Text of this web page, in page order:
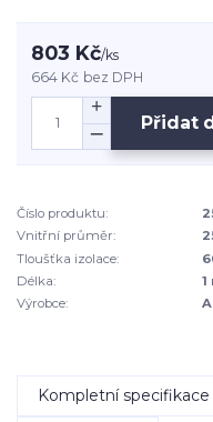
803 Kč/ks
664 Kč bez DPH
Přidat
Číslo produktu:
Vnitřní průměr:
Tloušťka izolace:
Délka:
1
Výrobce:
Kompletní specifikace